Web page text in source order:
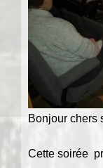
Bonjour chers
Cette soirée